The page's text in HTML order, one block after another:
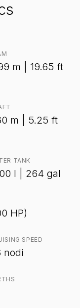
m | 19.65 ft
m | 5.25 ft
TANK
l | 264 gal
HP)
SPEED
nodi